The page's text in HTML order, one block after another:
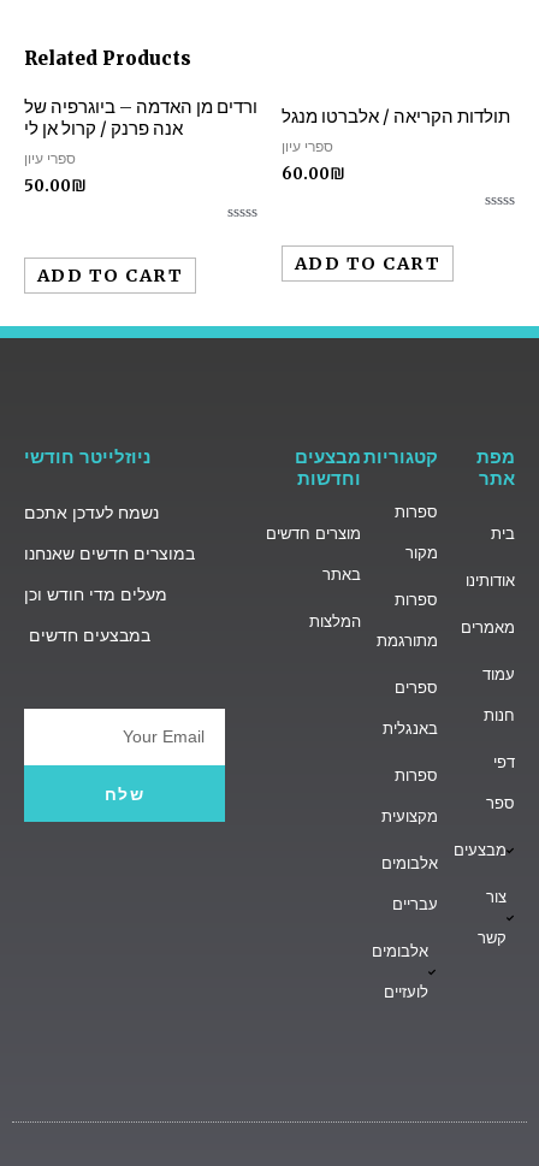
Related Products
תולדות הקריאה / אלברטו מנגל
ספרי עיון
60.00₪
ADD TO CART
ורדים מן האדמה – ביוגרפיה של
אנה פרנק / קרול אן לי
ספרי עיון
50.00₪
ADD TO CART
מפת
אתר
בית
אודותינו
מאמרים
עמוד
חנות
דפי
ספר
מבצעים
צור
קשר
קטגוריות
ספרות
מקור
ספרות
מתורגמת
ספרים
באנגלית
ספרות
מקצועית
אלבומים
עבריים
אלבומים
לועזיים
מבצעים
וחדשות
מוצרים חדשים
באתר
המלצות
ניוזלייטר חודשי
נשמח לעדכן אתכם
במוצרים חדשים שאנחנו
מעלים מדי חודש וכן
במבצעים חדשים
Email
שלח